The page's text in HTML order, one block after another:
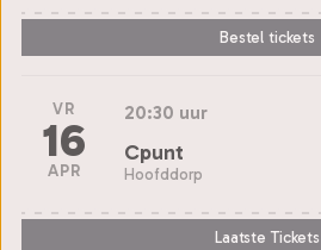
Bestel tickets
VR
16
APR
20:30 uur
Cpunt
Hoofddorp
Laatste Tickets